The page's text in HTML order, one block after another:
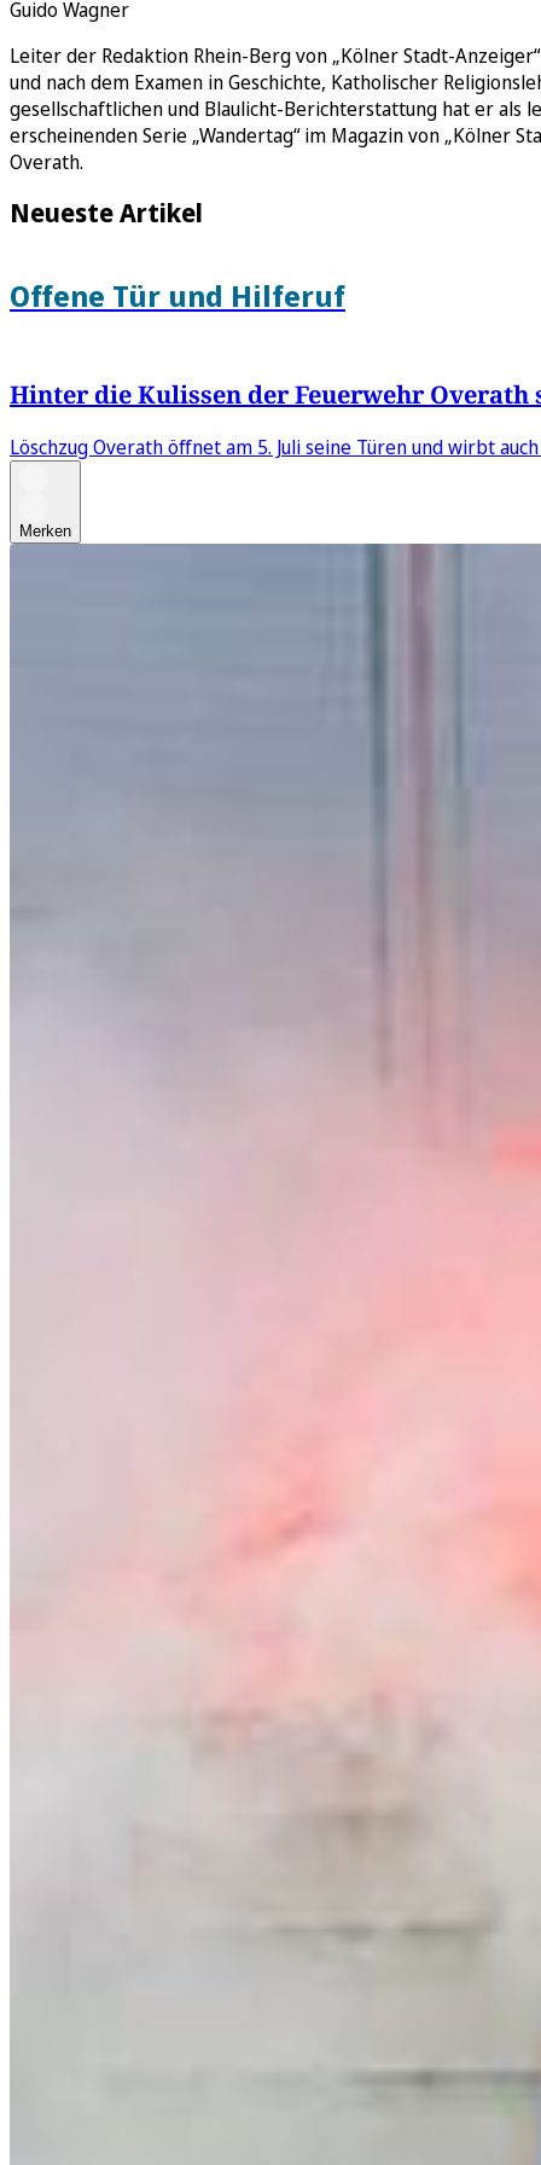
Guido Wagner
Leiter der Redaktion Rhein-Berg von „Kölner Stadt-
und nach dem Examen in Geschichte, Katholischer
gesellschaftlichen und Blaulicht-Berichterstattung hat er
erscheinenden Serie „Wandertag“ im Magazin von „Kölner
Overath.
Neueste Artikel
Offene Tür und Hilferuf
Hinter die Kulissen der Feuerwehr Overath
Löschzug Overath öffnet am 5. Juli seine Türen und wirbt
Merken